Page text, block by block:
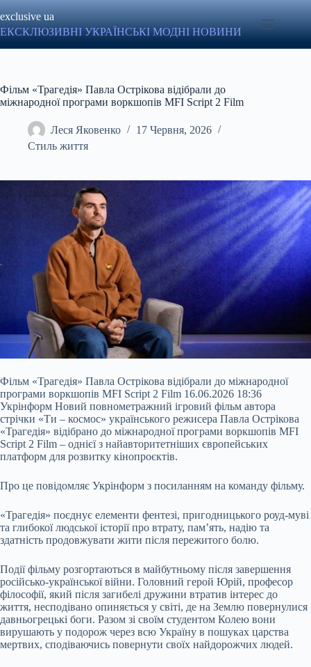
до
вмісту
exclusive ua
ЕКСКЛЮЗИВНІ УКРАЇНСЬКІ МОДНІ НОВИНИ
Фільм «Трагедія» Павла Острікова відібрали до
міжнародної програми воркшопів MFI Script 2 Film
Леся Яковенко
17 Червня, 2026
Стиль життя
Фільм «Трагедія» Павла Острікова відібрали до міжнародної
програми воркшопів MFI Script 2 Film 16.06.2026 18:36
Укрінформ Новий повнометражний ігровий фільм автора
стрічки «Ти – космос» українського режисера Павла Острікова
«Трагедія» відібрано до міжнародної програми воркшопів MFI
Script 2 Film – однієї з найавторитетніших європейських
платформ для розвитку кінопроєктів.
Про це повідомляє Укрінформ з посиланням на команду фільму.
«Трагедія» поєднує елементи фентезі, пригодницького роуд-муві
та глибокої людської історії про втрату, пам’ять, надію та
здатність продовжувати жити після пережитого болю.
Події фільму розгортаються в майбутньому після завершення
російсько-української війни. Головний герой Юрій, професор
філософії, який після загибелі дружини втратив інтерес до
життя, несподівано опиняється у світі, де на Землю повернулися
давньогрецькі боги. Разом зі своїм студентом Колею вони
вирушають у подорож через всю Україну в пошуках царства
мертвих, сподіваючись повернути своїх найдорожчих людей.